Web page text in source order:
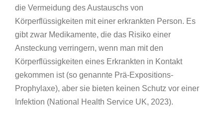
die Vermeidung des Austauschs von
Körperflüssigkeiten mit einer erkrankten Person. Es
gibt zwar Medikamente, die das Risiko einer
Ansteckung verringern, wenn man mit den
Körperflüssigkeiten eines Erkrankten in Kontakt
gekommen ist (so genannte Prä-Expositions-
Prophylaxe), aber sie bieten keinen Schutz vor einer
Infektion (National Health Service UK, 2023).